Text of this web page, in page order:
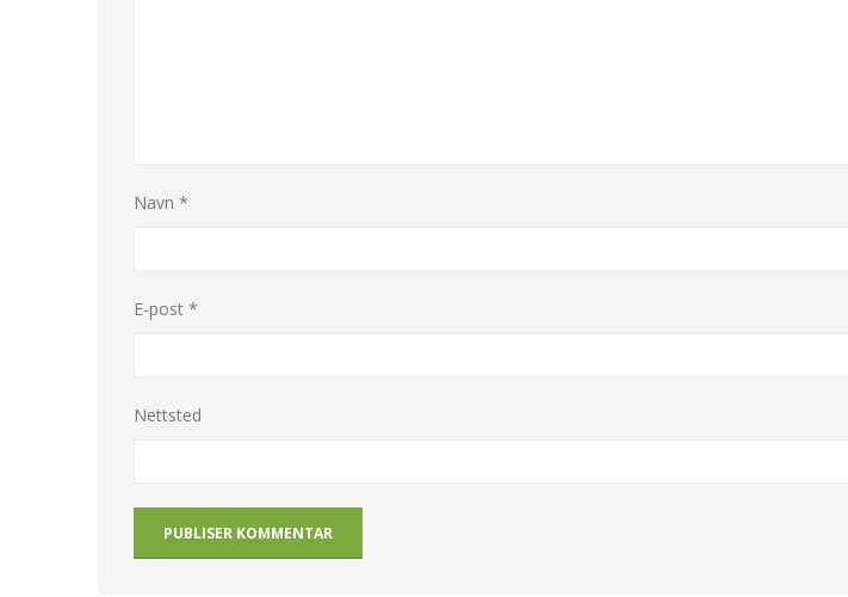
Navn *
E-post *
Nettsted